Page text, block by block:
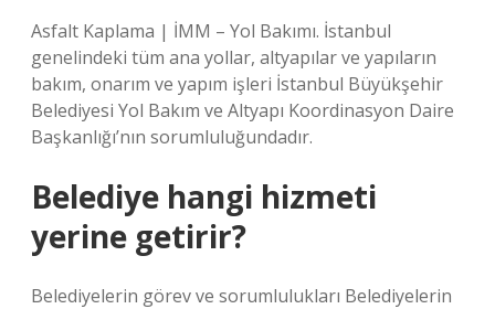
Asfalt Kaplama | İMM – Yol Bakımı. İstanbul
genelindeki tüm ana yollar, altyapılar ve yapıların
bakım, onarım ve yapım işleri İstanbul Büyükşehir
Belediyesi Yol Bakım ve Altyapı Koordinasyon Daire
Başkanlığı’nın sorumluluğundadır.
Belediye hangi hizmeti
yerine getirir?
Belediyelerin görev ve sorumlulukları Belediyelerin